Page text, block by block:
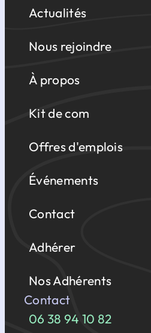
Actualités
Nous rejoindre
À propos
Kit de com
Offres d'emplois
Événements
Contact
Adhérer
Nos Adhérents
Contact
06 38 94 10 82